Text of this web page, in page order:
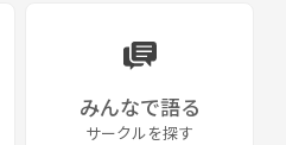
みんなで語る
サークルを探す